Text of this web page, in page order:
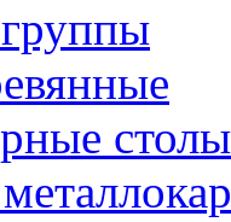
столы